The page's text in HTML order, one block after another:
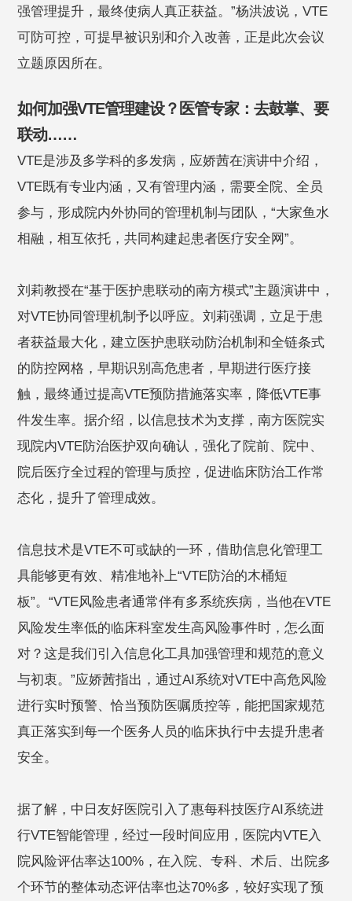
强管理提升，最终使病人真正获益。”杨洪波说，VTE
可防可控，可提早被识别和介入改善，正是此次会议
立题原因所在。
如何加强VTE管理建设？医管专家：去鼓掌、要
联动……
VTE是涉及多学科的多发病，应娇茜在演讲中介绍，
VTE既有专业内涵，又有管理内涵，需要全院、全员
参与，形成院内外协同的管理机制与团队，“大家鱼水
相融，相互依托，共同构建起患者医疗安全网”。
刘莉教授在“基于医护患联动的南方模式”主题演讲中，
对VTE协同管理机制予以呼应。刘莉强调，立足于患
者获益最大化，建立医护患联动防治机制和全链条式
的防控网格，早期识别高危患者，早期进行医疗接
触，最终通过提高VTE预防措施落实率，降低VTE事
件发生率。据介绍，以信息技术为支撑，南方医院实
现院内VTE防治医护双向确认，强化了院前、院中、
院后医疗全过程的管理与质控，促进临床防治工作常
态化，提升了管理成效。
信息技术是VTE不可或缺的一环，借助信息化管理工
具能够更有效、精准地补上“VTE防治的木桶短
板”。“VTE风险患者通常伴有多系统疾病，当他在VTE
风险发生率低的临床科室发生高风险事件时，怎么面
对？这是我们引入信息化工具加强管理和规范的意义
与初衷。”应娇茜指出，通过AI系统对VTE中高危风险
进行实时预警、恰当预防医嘱质控等，能把国家规范
真正落实到每一个医务人员的临床执行中去提升患者
安全。
据了解，中日友好医院引入了惠每科技医疗AI系统进
行VTE智能管理，经过一段时间应用，医院内VTE入
院风险评估率达100%，在入院、专科、术后、出院多
个环节的整体动态评估率也达70%多，较好实现了预